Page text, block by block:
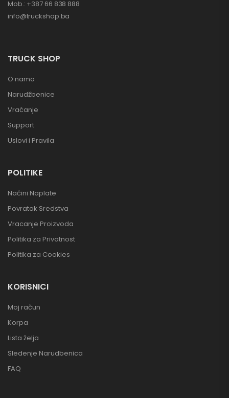
Mob.: +387 66 838 888
info@truckshop.ba
TRUCK SHOP
O nama
Narudžbenice
Vraćanje
Support
Uslovi i Pravila
POLITIKE
Načini Naplate
Povratak Sredstva
Vracanje Proizvoda
Politika za Privatnost
Politika za Cookies
KORISNICI
Moj račun
Korpa
Lista želja
Sledenje Narudbenica
FAQ